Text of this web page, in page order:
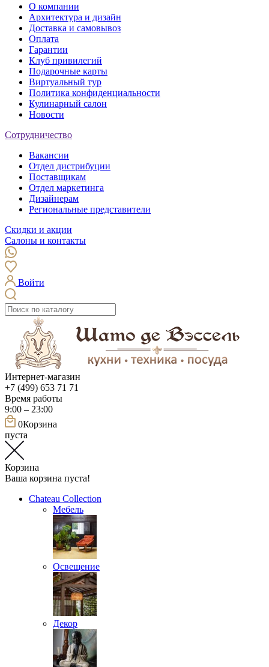
О компании
Архитектура и дизайн
Доставка и самовывоз
Оплата
Гарантии
Клуб привилегий
Подарочные карты
Виртуальный тур
Политика конфиденциальности
Кулинарный салон
Новости
Сотрудничество
Вакансии
Отдел дистрибуции
Поставщикам
Отдел маркетинга
Дизайнерам
Региональные представители
Скидки и акции
Салоны и контакты
Войти
Интернет-магазин
+7 (499) 653 71 71
Время работы
9:00 – 23:00
0Корзина
пуста
Корзина
Ваша корзина пуста!
Chateau Collection
Мебель
Освещение
Декор